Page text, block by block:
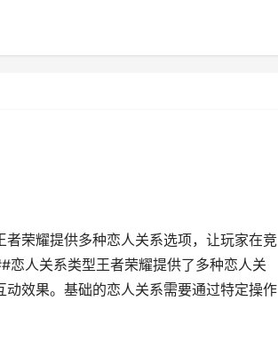
荣耀提供多种恋人关系选项，让玩家在竞
恋人关系类型王者荣耀提供了多种恋人关
效果。基础的恋人关系需要通过特定操作